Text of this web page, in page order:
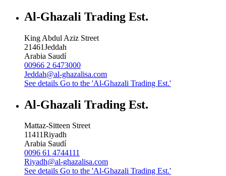
Al-Ghazali Trading Est.
King Abdul Aziz Street
21461Jeddah
Arabia Saudí
00966 2 6473000
Jeddah@al-ghazalisa.com
See details Go to the 'Al-Ghazali Trading Est.'
Al-Ghazali Trading Est.
Mattaz-Sitteen Street
11411Riyadh
Arabia Saudí
0096 61 4744111
Riyadh@al-ghazalisa.com
See details Go to the 'Al-Ghazali Trading Est.'